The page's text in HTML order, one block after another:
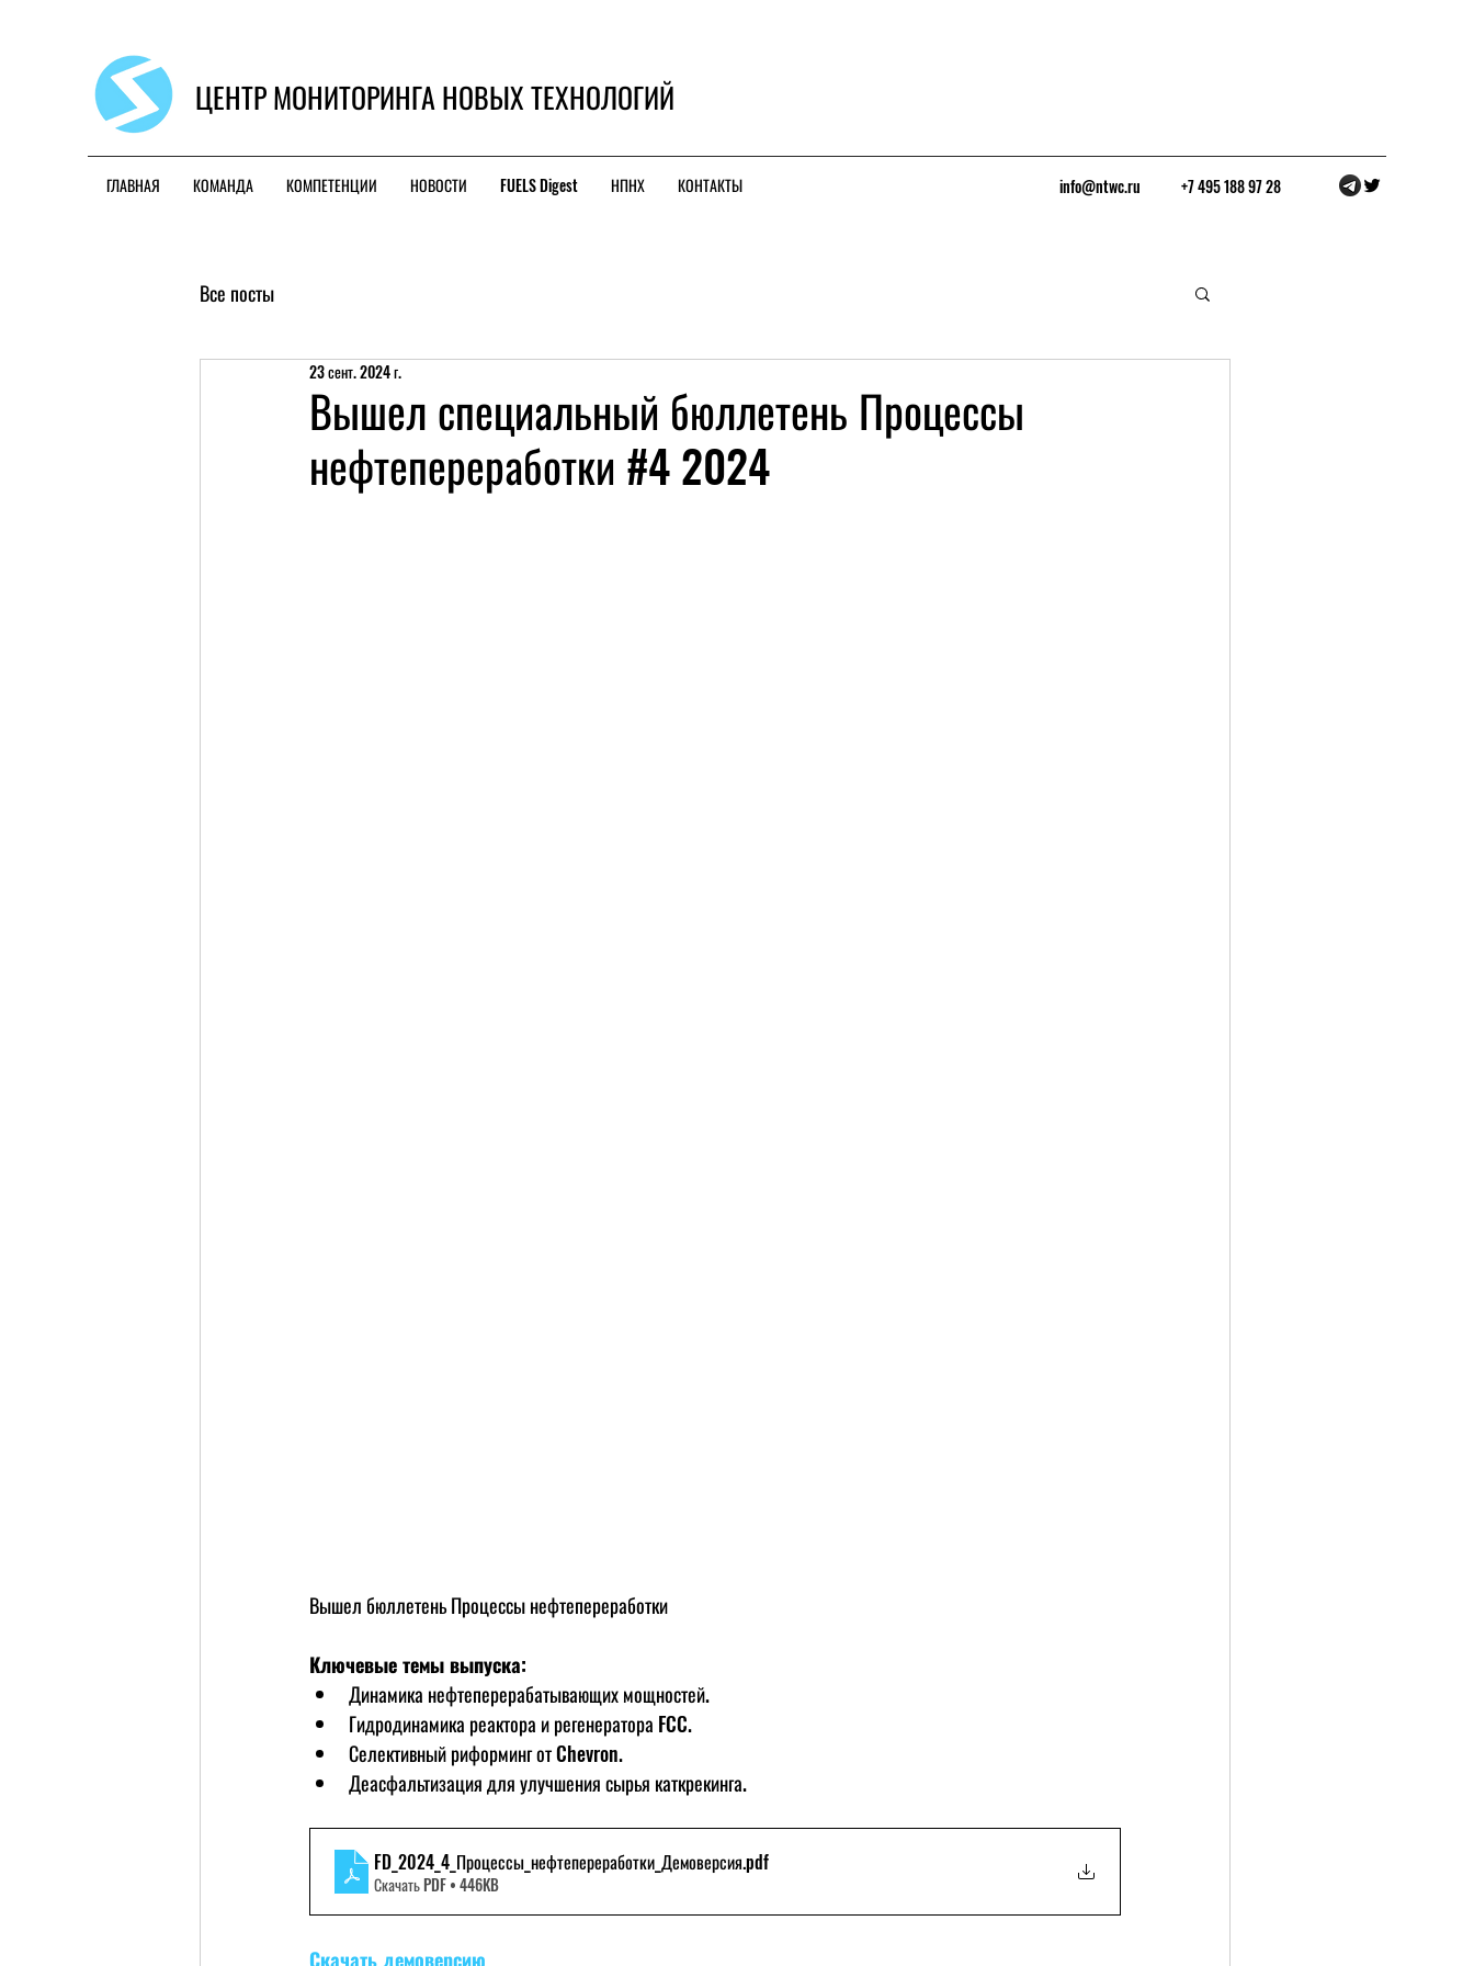
ЦЕНТР МОНИТОРИНГА НОВЫХ ТЕХНОЛОГИЙ
ГЛАВНАЯ КОМАНДА КОМПЕТЕНЦИИ НОВОСТИ FUELS Digest НПНХ КОНТАКТЫ info@ntwc.ru +7 495 188 97 28
Все посты
Вышел специальный бюллетень Процессы
нефтепереработки #4 2024
23 сент. 2024 г.
Вышел бюллетень Процессы нефтепереработки
Ключевые темы выпуска:
Динамика нефтеперерабатывающих мощностей.
Гидродинамика реактора и регенератора FCC.
Селективный риформинг от Chevron.
Деасфальтизация для улучшения сырья каткрекинга.
FD_2024_4_Процессы_нефтепереработки_Демоверсия.pdf
Скачать PDF • 446KB
Скачать демоверсию